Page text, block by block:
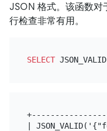
JSON 格式。该函数对
行检查非常有用。
SELECT
|